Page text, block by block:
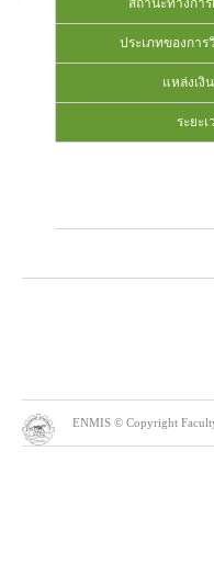
สถานะทางการ
ประเภทของการ
แหล่งเงิ
ระยะเ
ENMIS © Copyright Faculty